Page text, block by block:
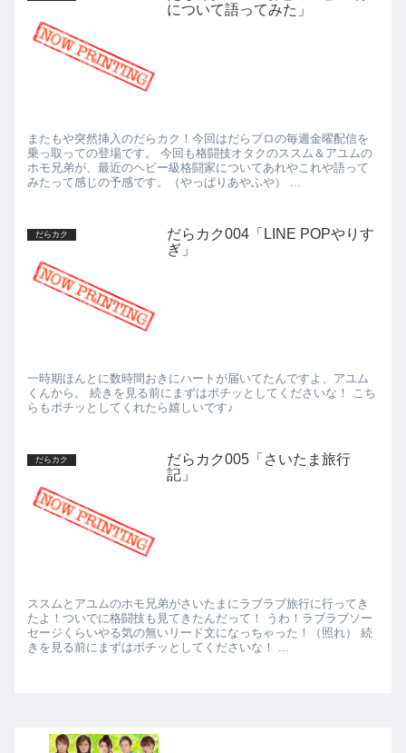
について語ってみた」
またもや突然挿入のだらカク！今回はだらプロの毎週金曜配信を
乗っ取っての登場です。 今回も格闘技オタクのススム＆アユムの
ホモ兄弟が、最近のヘビー級格闘家についてあれやこれや語って
みたって感じの予感です。（やっぱりあやふや） ...
だらカク
だらカク004「LINE POPやりす
ぎ」
一時期ほんとに数時間おきにハートが届いてたんですよ、アユム
くんから。 続きを見る前にまずはポチッとしてくださいな！ こち
らもポチッとしてくれたら嬉しいです♪
だらカク
だらカク005「さいたま旅行
記」
ススムとアユムのホモ兄弟がさいたまにラブラブ旅行に行ってき
たよ！ついでに格闘技も見てきたんだって！ うわ！ラブラブソー
セージくらいやる気の無いリード文になっちゃった！（照れ） 続
きを見る前にまずはポチッとしてくださいな！ ...